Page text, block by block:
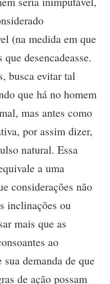
(na medida em que
desencadeasse.
busca evitar tal
que há no homem
mas antes como
por assim dizer,
natural. Essa
a uma
considerações não
inclinações ou
mais que as
ao
demanda de que
de ação possam